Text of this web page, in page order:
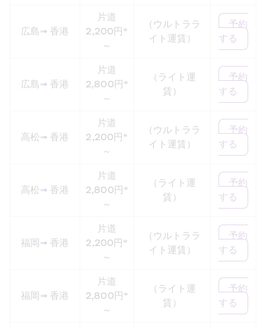
広島 ➟ 香港
片道
2,200円*
～
（ウルトララ
イト運賃）
予約
する
広島 ➟ 香港
片道
2,800円*
～
（ライト運
賃）
予約
する
高松➟ 香港
片道
2,200円*
～
（ウルトララ
イト運賃）
予約
する
高松➟ 香港
片道
2,800円*
～
（ライト運
賃）
予約
する
福岡 ➟ 香港
片道
2,200円*
～
（ウルトララ
イト運賃）
予約
する
福岡 ➟ 香港
片道
2,800円*
～
（ライト運
賃）
予約
する